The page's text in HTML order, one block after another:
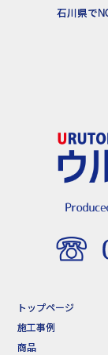
石川県で
トップページ
施工事例
商品